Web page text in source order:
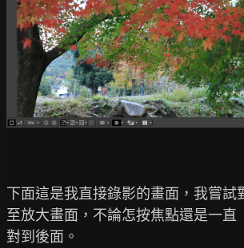
下面這是我直接錄影的畫面，我嘗試
至放大畫面，不論怎按焦點還是一直